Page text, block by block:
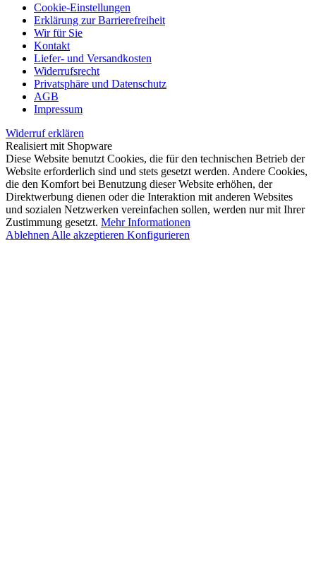
Cookie-Einstellungen
Erklärung zur Barrierefreiheit
Wir für Sie
Kontakt
Liefer- und Versandkosten
Widerrufsrecht
Privatsphäre und Datenschutz
AGB
Impressum
Widerruf erklären
Realisiert mit Shopware
Diese Website benutzt Cookies, die für den technischen Betrieb der
Website erforderlich sind und stets gesetzt werden. Andere Cookies,
die den Komfort bei Benutzung dieser Website erhöhen, der
Direktwerbung dienen oder die Interaktion mit anderen Websites
und sozialen Netzwerken vereinfachen sollen, werden nur mit Ihrer
Zustimmung gesetzt. Mehr Informationen
Ablehnen Alle akzeptieren Konfigurieren